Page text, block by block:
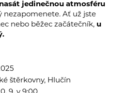
nasát jedinečnou atmosféru
nezapomenete. Ať už jste
nebo běžec začátečník, u
štěrkovny, Hlučín